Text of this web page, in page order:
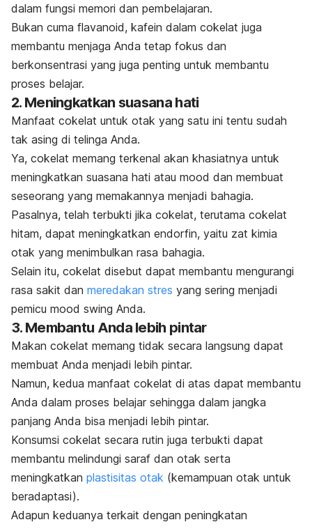
dalam fungsi memori dan pembelajaran.
Bukan cuma flavanoid, kafein dalam cokelat juga
membantu menjaga Anda tetap fokus dan
berkonsentrasi yang juga penting untuk membantu
proses belajar.
2. Meningkatkan suasana hati
Manfaat cokelat untuk otak yang satu ini tentu sudah
tak asing di telinga Anda.
Ya, cokelat memang terkenal akan khasiatnya untuk
meningkatkan suasana hati atau mood dan membuat
seseorang yang memakannya menjadi bahagia.
Pasalnya, telah terbukti jika cokelat, terutama cokelat
hitam, dapat meningkatkan endorfin, yaitu zat kimia
otak yang menimbulkan rasa bahagia.
Selain itu, cokelat disebut dapat membantu mengurangi
rasa sakit dan meredakan stres yang sering menjadi
pemicu mood swing Anda.
3. Membantu Anda lebih pintar
Makan cokelat memang tidak secara langsung dapat
membuat Anda menjadi lebih pintar.
Namun, kedua manfaat cokelat di atas dapat membantu
Anda dalam proses belajar sehingga dalam jangka
panjang Anda bisa menjadi lebih pintar.
Konsumsi cokelat secara rutin juga terbukti dapat
membantu melindungi saraf dan otak serta
meningkatkan plastisitas otak (kemampuan otak untuk
beradaptasi).
Adapun keduanya terkait dengan peningkatan